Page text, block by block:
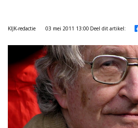
KIJK-redactie 03 mei 2011 13:00 Deel dit artikel: